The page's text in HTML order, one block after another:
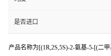
是否进口
产品名称为[(1R,2S,5S)-2-氨基-5-[(二